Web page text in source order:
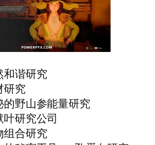
和谐研究
研究
的野山参能量研究
叶研究公司
组合研究